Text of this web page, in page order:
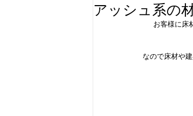
アッシュ系の
お客様に床
なので床材や